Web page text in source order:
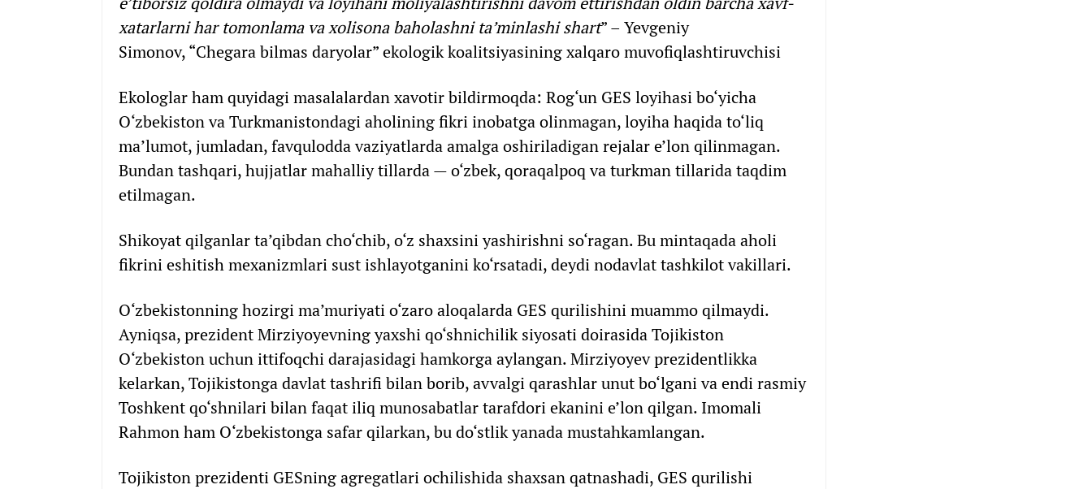
xatarlarni har tomonlama va xolisona baholashni ta’minlashi shart” – Yevgeniy
Simonov, “Chegara bilmas daryolar” ekologik koalitsiyasining xalqaro muvofiqlashtiruvchisi
Ekologlar ham quyidagi masalalardan xavotir bildirmoqda: Rog‘un GES loyihasi bo‘yicha
O‘zbekiston va Turkmanistondagi aholining fikri inobatga olinmagan, loyiha haqida to‘liq
ma’lumot, jumladan, favqulodda vaziyatlarda amalga oshiriladigan rejalar e’lon qilinmagan.
Bundan tashqari, hujjatlar mahalliy tillarda — o‘zbek, qoraqalpoq va turkman tillarida taqdim
etilmagan.
Shikoyat qilganlar ta’qibdan cho‘chib, o‘z shaxsini yashirishni so‘ragan. Bu mintaqada aholi
fikrini eshitish mexanizmlari sust ishlayotganini ko‘rsatadi, deydi nodavlat tashkilot vakillari.
O‘zbekistonning hozirgi ma’muriyati o‘zaro aloqalarda GES qurilishini muammo qilmaydi.
Ayniqsa, prezident Mirziyoyevning yaxshi qo‘shnichilik siyosati doirasida Tojikiston
O‘zbekiston uchun ittifoqchi darajasidagi hamkorga aylangan. Mirziyoyev prezidentlikka
kelarkan, Tojikistonga davlat tashrifi bilan borib, avvalgi qarashlar unut bo‘lgani va endi rasmiy
Toshkent qo‘shnilari bilan faqat iliq munosabatlar tarafdori ekanini e’lon qilgan. Imomali
Rahmon ham O‘zbekistonga safar qilarkan, bu do‘stlik yanada mustahkamlangan.
Tojikiston prezidenti GESning agregatlari ochilishida shaxsan qatnashadi, GES qurilishi